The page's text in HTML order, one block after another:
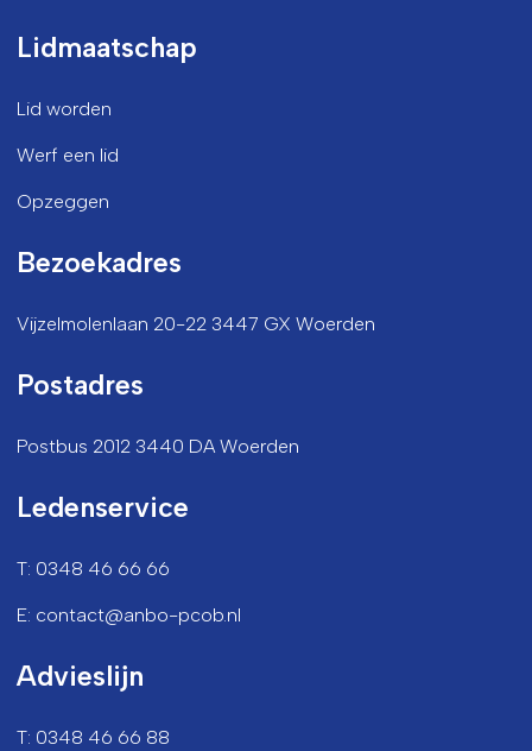
Lidmaatschap
Lid worden
Werf een lid
Opzeggen
Bezoekadres
Vijzelmolenlaan 20-22 3447 GX Woerden
Postadres
Postbus 2012 3440 DA Woerden
Ledenservice
T: 0348 46 66 66
E: contact@anbo-pcob.nl
Advieslijn
T: 0348 46 66 88